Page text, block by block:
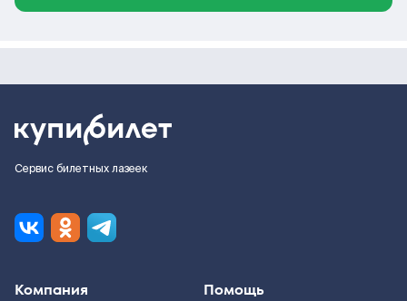
Сервис билетных лазеек
Компания Помощь